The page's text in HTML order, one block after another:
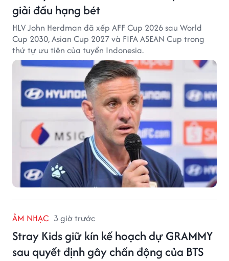
giải đấu hạng bét
HLV John Herdman đã xếp AFF Cup 2026 sau World
Cup 2030, Asian Cup 2027 và FIFA ASEAN Cup trong
thứ tự ưu tiên của tuyển Indonesia.
ÂM NHẠC 3 giờ trước
Stray Kids giữ kín kế hoạch dự GRAMMY
sau quyết định gây chấn động của BTS